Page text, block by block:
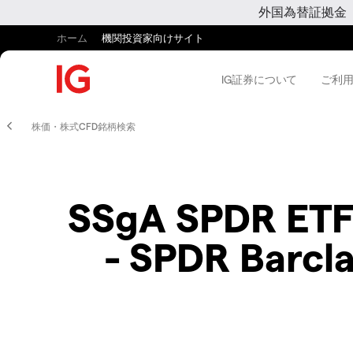
外国為替証拠金
ホーム 機関投資家向けサイト
IG証券について ご利
株価・株式CFD銘柄検索
SSgA SPDR
- SPDR